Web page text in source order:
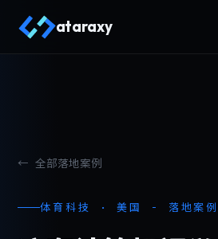
ataraxy
← 全部落地案例
体育科技 · 美国 - 落地案例